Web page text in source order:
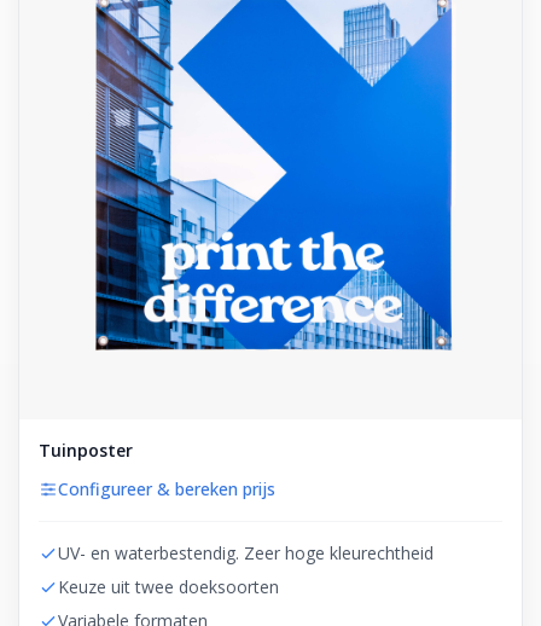
Tuinposter
Configureer & bereken prijs
UV- en waterbestendig. Zeer hoge kleurechtheid
Keuze uit twee doeksoorten
Variabele formaten